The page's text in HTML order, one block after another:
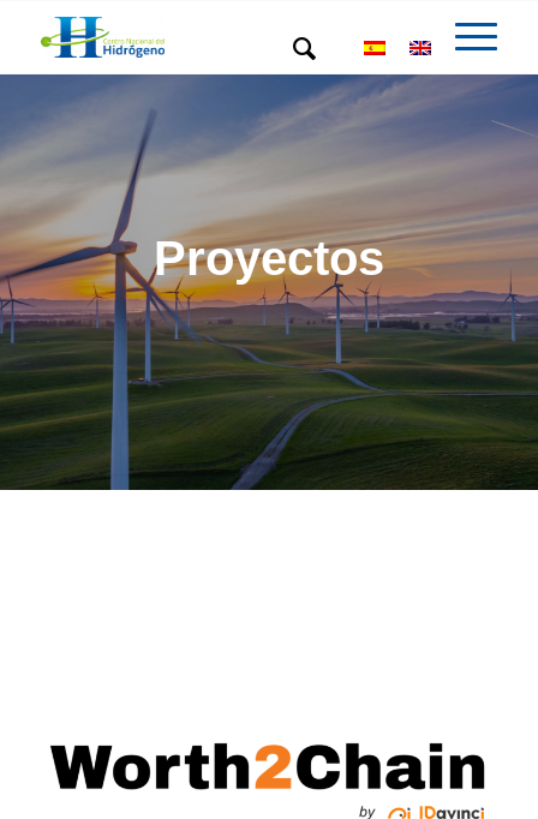
Proyectos